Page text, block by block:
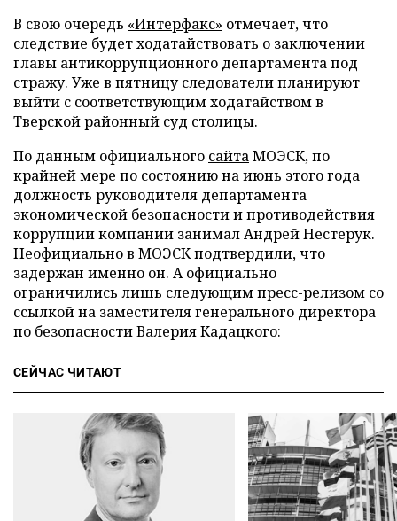
В свою очередь «Интерфакс» отмечает, что
следствие будет ходатайствовать о заключении
главы антикоррупционного департамента под
стражу. Уже в пятницу следователи планируют
выйти с соответствующим ходатайством в
Тверской районный суд столицы.
По данным официального сайтаМОЭСК, по
крайней мере по состоянию на июнь этого года
должность руководителя департамента
экономической безопасности и противодействия
коррупции компании занимал Андрей Нестерук.
Неофициально в МОЭСК подтвердили, что
задержан именно он. А официально
ограничились лишь следующим пресс-релизом со
ссылкой на заместителя генерального директора
по безопасности Валерия Кадацкого:
СЕЙЧАС ЧИТАЮТ